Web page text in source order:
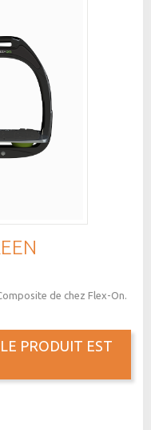
de chez Flex-On.
PRODUIT EST